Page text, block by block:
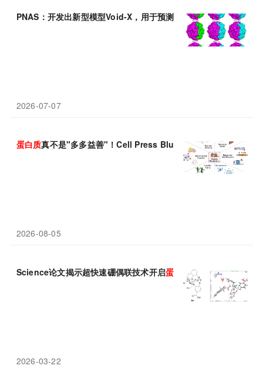
PNAS：开发出新型模型Void-X，用于预测 蛋白质原子堆积
2026-07-07
蛋白质真不是"多多益善"！Cell Press Blue：适度限 蛋白，反而
2026-08-05
Science论文揭示超快速硼偶联技术开启蛋白质疗法“定制化”新纪
2026-03-22